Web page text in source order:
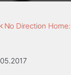
No Direction
05.2017